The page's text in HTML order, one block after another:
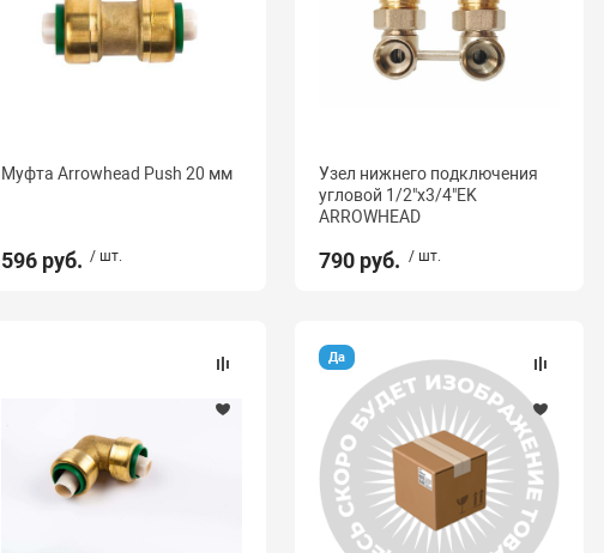
Муфта Arrowhead Push 20 мм
596 руб. / шт.
Узел нижнего подключения
угловой 1/2"x3/4"EK
ARROWHEAD
790 руб. / шт.
Да